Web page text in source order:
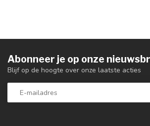
Abonneer je op onze
Blijf op de hoogte over onze laatste acties